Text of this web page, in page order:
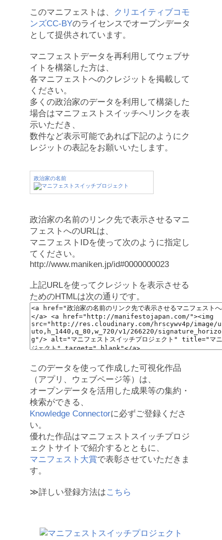
このマニフェストは、
クリエイティブコモ
ンズCC-BYのライセンスでオープンデータ
として提供されています。
マニフェストデータを再利用してウェブサ
イトを構築した方は、
各マニフェストへのクレジットを掲載して
ください。
多くの政治家のデータを利用して構築した
場合はマニフェストスイッチへリンクを表
示いただき、
数件など表示可能であれば下記のようにク
レジットの表記をお願いいたします。
政治家の名前
政治家の名前のリンク先で表示させるマニ
フェストへのURLは、
マニフェストIDを使って次のように指定し
てください。
http://www.maniken.jp/id#0000000023
上記URLを使ってクレジットを表示させる
ためのHTMLは次の通りです。
このデータを使って作成した可視化作品
（アプリ、ウェブページ等）は、
オープンデータを活用した成果等の集約・
検索ができる、
Knowledge Connectorに必ずご登録くださ
い。
優れた作品はマニフェストスイッチプロジ
ェクトサイトで紹介するとともに、
マニフェスト大賞で表彰させていただきま
す。
≫詳しい登録方法はこちら